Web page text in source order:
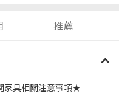
推薦
家具相關注意事項★